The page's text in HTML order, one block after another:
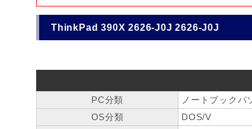
ThinkPad 390X 2626-J0J 2626-J0J
PC分類
ノートブックパ
OS分類
DOS/V